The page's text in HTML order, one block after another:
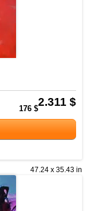
2.311 $
176 $
47.24 x 35.43 in